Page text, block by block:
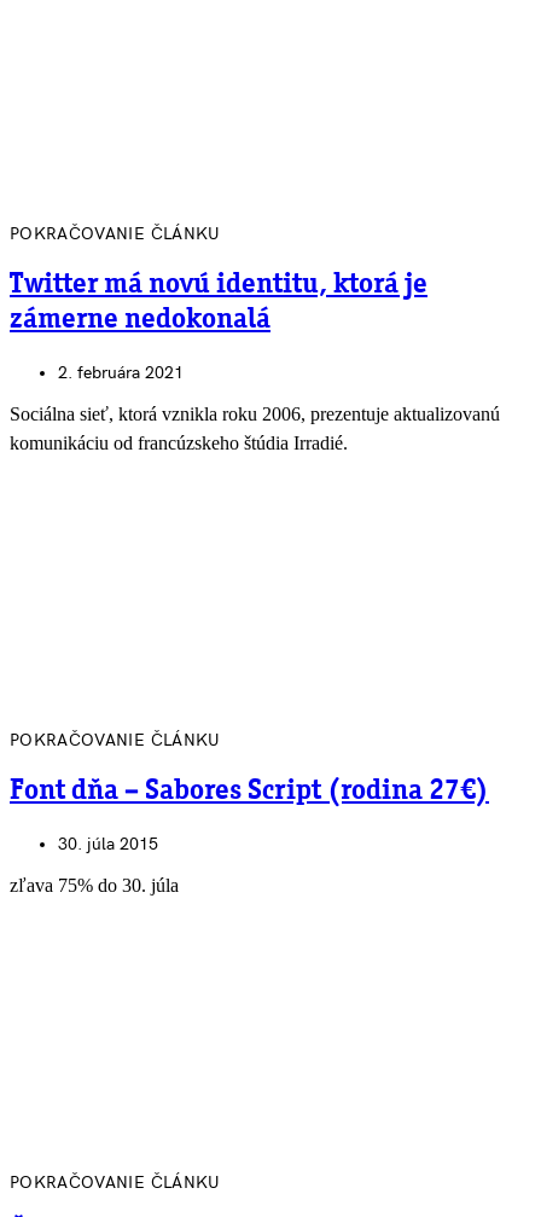
POKRAČOVANIE ČLÁNKU
Twitter má novú identitu, ktorá je
zámerne nedokonalá
2. februára 2021
Sociálna sieť, ktorá vznikla roku 2006, prezentuje aktualizovanú
komunikáciu od francúzskeho štúdia Irradié.
POKRAČOVANIE ČLÁNKU
Font dňa – Sabores Script (rodina 27€)
30. júla 2015
zľava 75% do 30. júla
POKRAČOVANIE ČLÁNKU